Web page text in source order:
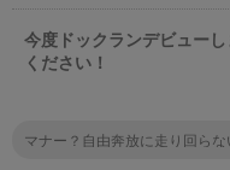
プは入っていますが、もしも
今度ドックランデビュー
ください！
マナー？自由奔放に走り回ら